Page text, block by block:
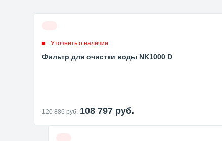
Уточнить о наличии
Фильтр для очистки воды NK1000 D
120 886руб. 108 797 руб.